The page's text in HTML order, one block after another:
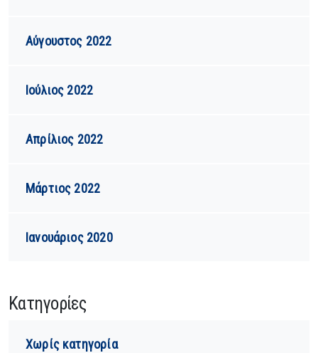
Αύγουστος 2022
Ιούλιος 2022
Απρίλιος 2022
Μάρτιος 2022
Ιανουάριος 2020
Kατηγορίες
Χωρίς κατηγορία